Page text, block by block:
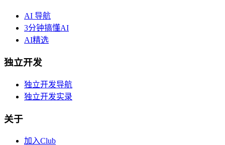
AI 导航
3分钟搞懂AI
AI精选
独立开发
独立开发导航
独立开发实录
关于
加入Club